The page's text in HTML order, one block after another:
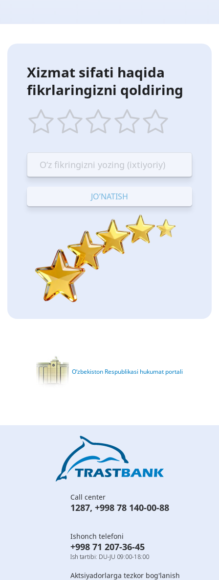
Xizmat sifati haqida
fikrlaringizni qoldiring
star
Terrible
stars
—
Bad
stars
—
OK
stars
—
Good
stars
—
Excellent
O‘zbekiston Respublikasi hukumat portali
Call center
1287, +998 78 140-00-88
Ishonch telefoni
+998 71 207-36-45
Ish tartibi: DU-JU 09:00-18:00
Aktsiyadorlarga tezkor bog'lanish